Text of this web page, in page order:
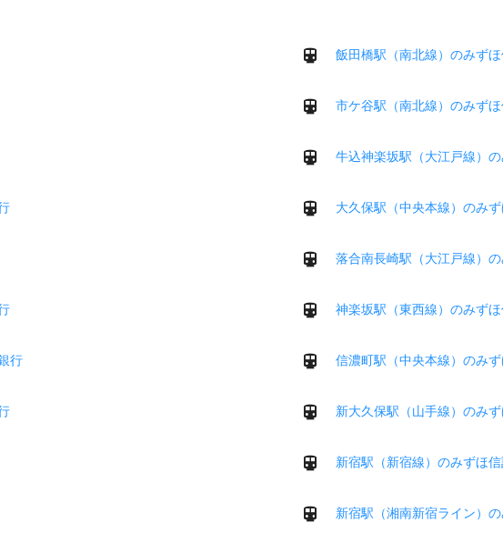
飯田橋駅（南北線）のみず
市ケ谷駅（南北線）のみず
牛込神楽坂駅（大江戸線）
大久保駅（中央本線）のみ
落合南長崎駅（大江戸線）
神楽坂駅（東西線）のみず
行 信濃町駅（中央本線）のみ
新大久保駅（山手線）のみ
新宿駅（新宿線）のみずほ
新宿駅（湘南新宿ライン）